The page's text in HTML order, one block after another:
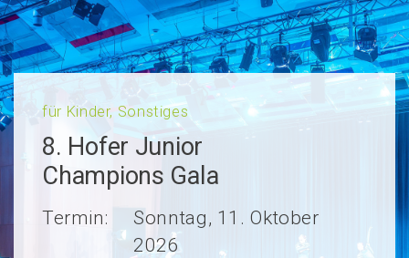
für Kinder, Sonstiges
8. Hofer Junior
Champi­ons Gala
Termin:
Sonntag, 11. Oktober
2026